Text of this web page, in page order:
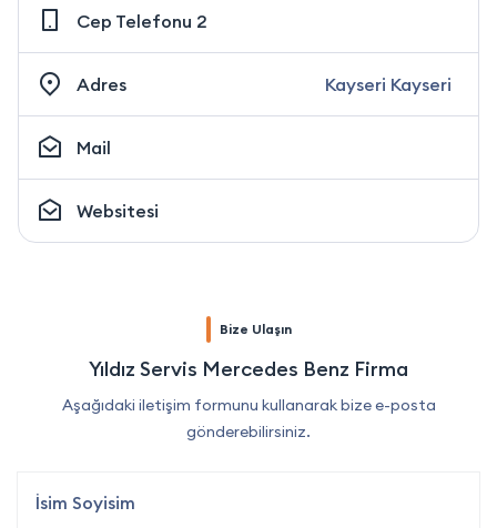
Cep Telefonu 2
Adres Kayseri Kayseri
Mail
Websitesi
Bize Ulaşın
Yıldız Servis Mercedes Benz Firma
Aşağıdaki iletişim formunu kullanarak bize e-posta
gönderebilirsiniz.